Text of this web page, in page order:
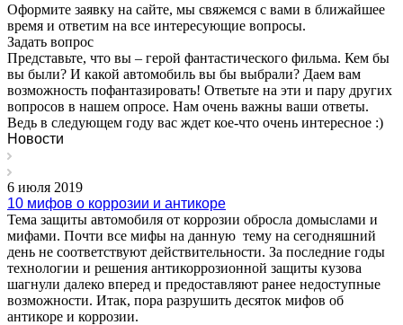
Оформите заявку на сайте, мы свяжемся с вами в ближайшее
время и ответим на все интересующие вопросы.
Задать вопрос
Представьте, что вы – герой фантастического фильма. Кем бы
вы были? И какой автомобиль вы бы выбрали? Даем вам
возможность пофантазировать! Ответьте на эти и пару других
вопросов в нашем опросе. Нам очень важны ваши ответы.
Ведь в следующем году вас ждет кое-что очень интересное :)
Новости
6 июля 2019
10 мифов о коррозии и антикоре
Тема защиты автомобиля от коррозии обросла домыслами и
мифами. Почти все мифы на данную тему на сегодняшний
день не соответствуют действительности. За последние годы
технологии и решения антикоррозионной защиты кузова
шагнули далеко вперед и предоставляют ранее недоступные
возможности. Итак, пора разрушить десяток мифов об
антикоре и коррозии.